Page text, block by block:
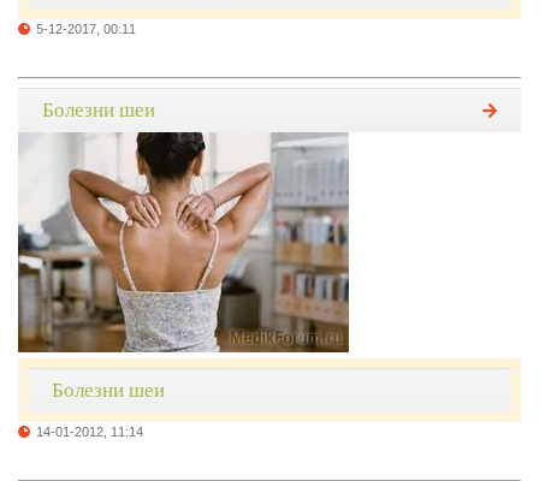
5-12-2017, 00:11
Болезни шеи
Болезни шеи
14-01-2012, 11:14